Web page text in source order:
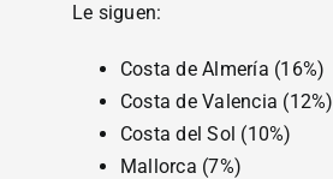
Le siguen:
Costa de Almería (16%)
Costa de Valencia (12%)
Costa del Sol (10%)
Mallorca (7%)